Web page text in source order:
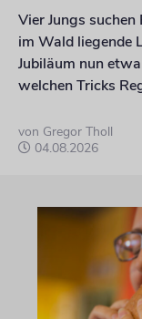
Vier Jungs
im Wald liegende
Jubiläum nun
welchen Tricks
von Gregor Tholl
04.08.2026